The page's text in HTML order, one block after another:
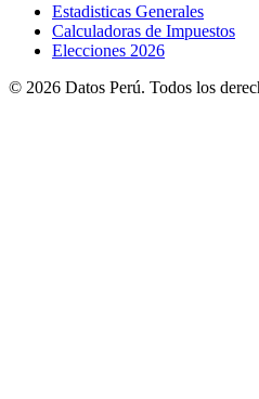
Estadisticas Generales
Calculadoras de Impuestos
Elecciones 2026
© 2026 Datos Perú. Todos los